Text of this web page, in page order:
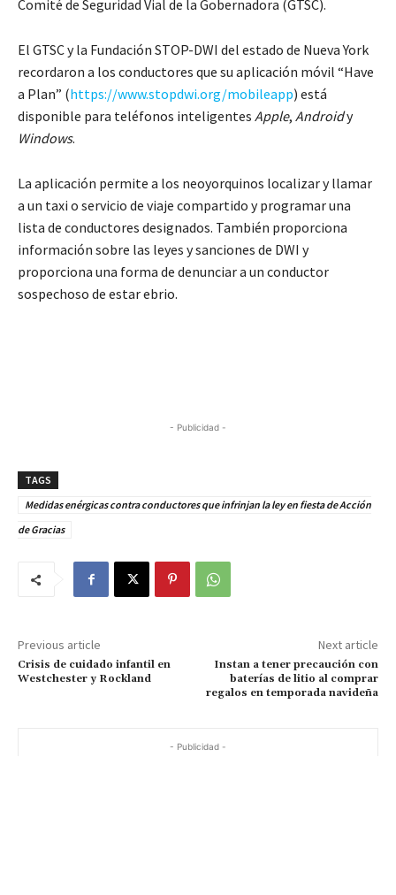
Comité de Seguridad Vial de la Gobernadora (GTSC).
El GTSC y la Fundación STOP-DWI del estado de Nueva York
recordaron a los conductores que su aplicación móvil “Have
a Plan” (https://www.stopdwi.org/mobileapp) está
disponible para teléfonos inteligentes Apple, Androidy
Windows.
La aplicación permite a los neoyorquinos localizar y llamar
a un taxi o servicio de viaje compartido y programar una
lista de conductores designados. También proporciona
información sobre las leyes y sanciones de DWI y
proporciona una forma de denunciar a un conductor
sospechoso de estar ebrio.
- Publicidad -
TAGS
Medidas enérgicas contra conductores que infrinjan la ley en fiesta de Acción
de Gracias
Previous article
Crisis de cuidado infantil en
Westchester y Rockland
Next article
Instan a tener precaución con
baterías de litio al comprar
regalos en temporada navideña
- Publicidad -